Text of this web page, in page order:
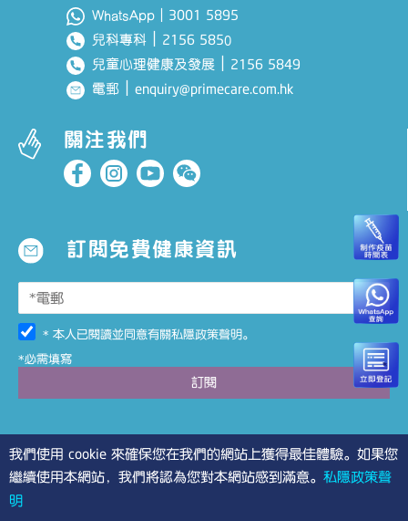
我們使用 cookie 來確保您在我們的網站上獲得最佳體驗。如果您
繼續使用本網站，我們將認為您對本網站感到滿意。 私隱政策聲
明
WhatsApp｜ 3001 5895
兒科專科 2156 5850
兒童心理健康及發展
2156 5849
電郵 ｜enquiry@primecare.com.hk
關注我們
訂閱免費健康資訊
* 本人已閱讀並同意有關私隱政策聲明。
*必需填寫